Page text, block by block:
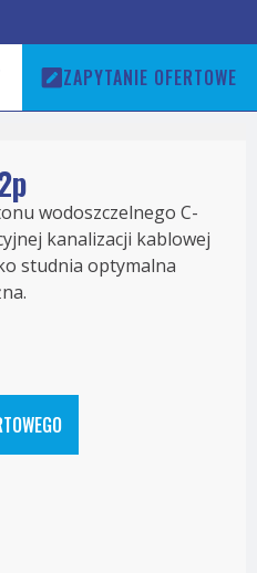
ZAPYTANIE OFERTOWE
wodoszczelnego C-
kanalizacji kablowej
studnia optymalna